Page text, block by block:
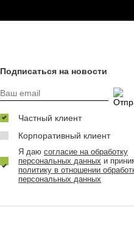
Подписаться на новости
Частный клиент
Корпоративный клиент
Я даю согласие на обработку
персональных данных и
политику в отношении
персональных данных